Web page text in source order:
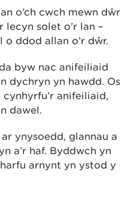
o’ch cwch mewn dŵr
solet o’r lan –
ddod allan o’r dŵr.
byw nac anifeiliaid
dychryn yn hawdd. Os
anifeiliaid,
dawel.
ynysoedd, glannau a
a’r haf. Byddwch yn
arnynt yn ystod y